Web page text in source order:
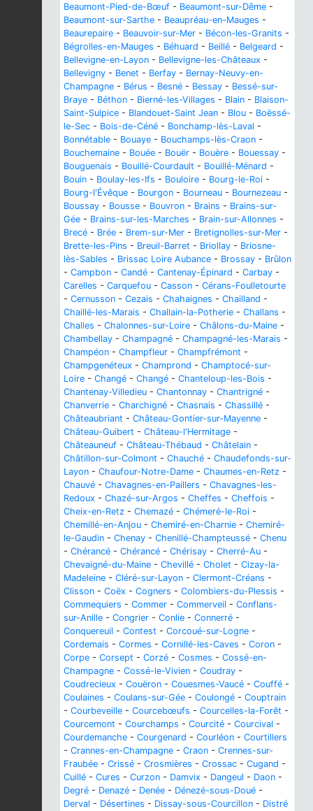
Beaumont-Pied-de-Bœuf - Beaumont-sur-Dême -
Beaumont-sur-Sarthe - Beaupréau-en-Mauges -
Beaurepaire - Beauvoir-sur-Mer - Bécon-les-Granits -
Bégrolles-en-Mauges - Béhuard - Beillé - Belgeard -
Bellevigne-en-Layon - Bellevigne-les-Châteaux -
Bellevigny - Benet - Berfay - Bernay-Neuvy-en-
Champagne - Bérus - Besné - Bessay - Bessé-sur-
Braye - Béthon - Bierné-les-Villages - Blain - Blaison-
Saint-Sulpice - Blandouet-Saint Jean - Blou - Boëssé-
le-Sec - Bois-de-Céné - Bonchamp-lès-Laval -
Bonnétable - Bouaye - Bouchamps-lès-Craon -
Bouchemaine - Bouée - Bouër - Bouère - Bouessay -
Bouguenais - Bouillé-Courdault - Bouillé-Ménard -
Bouin - Boulay-les-Ifs - Bouloire - Bourg-le-Roi -
Bourg-l'Évêque - Bourgon - Bourneau - Bournezeau -
Boussay - Bousse - Bouvron - Brains - Brains-sur-
Gée - Brains-sur-les-Marches - Brain-sur-Allonnes -
Brecé - Brée - Brem-sur-Mer - Bretignolles-sur-Mer -
Brette-les-Pins - Breuil-Barret - Briollay - Briosne-
lès-Sables - Brissac Loire Aubance - Brossay - Brûlon
- Campbon - Candé - Cantenay-Épinard - Carbay -
Carelles - Carquefou - Casson - Cérans-Foulletourte
- Cernusson - Cezais - Chahaignes - Chailland -
Chaillé-les-Marais - Challain-la-Potherie - Challans -
Challes - Chalonnes-sur-Loire - Châlons-du-Maine -
Chambellay - Champagné - Champagné-les-Marais -
Champéon - Champfleur - Champfrémont -
Champgenéteux - Champrond - Champtocé-sur-
Loire - Changé - Changé - Chanteloup-les-Bois -
Chantenay-Villedieu - Chantonnay - Chantrigné -
Chanverrie - Charchigné - Chasnais - Chassillé -
Châteaubriant - Château-Gontier-sur-Mayenne -
Château-Guibert - Château-l'Hermitage -
Châteauneuf - Château-Thébaud - Châtelain -
Châtillon-sur-Colmont - Chauché - Chaudefonds-sur-
Layon - Chaufour-Notre-Dame - Chaumes-en-Retz -
Chauvé - Chavagnes-en-Paillers - Chavagnes-les-
Redoux - Chazé-sur-Argos - Cheffes - Cheffois -
Cheix-en-Retz - Chemazé - Chémeré-le-Roi -
Chemillé-en-Anjou - Chemiré-en-Charnie - Chemiré-
le-Gaudin - Chenay - Chenillé-Champteussé - Chenu
- Chérancé - Chérancé - Chérisay - Cherré-Au -
Chevaigné-du-Maine - Chevillé - Cholet - Cizay-la-
Madeleine - Cléré-sur-Layon - Clermont-Créans -
Clisson - Coëx - Cogners - Colombiers-du-Plessis -
Commequiers - Commer - Commerveil - Conflans-
sur-Anille - Congrier - Conlie - Connerré -
Conquereuil - Contest - Corcoué-sur-Logne -
Cordemais - Cormes - Cornillé-les-Caves - Coron -
Corpe - Corsept - Corzé - Cosmes - Cossé-en-
Champagne - Cossé-le-Vivien - Coudray -
Coudrecieux - Couëron - Couesmes-Vaucé - Couffé -
Coulaines - Coulans-sur-Gée - Coulongé - Couptrain
- Courbeveille - Courcebœufs - Courcelles-la-Forêt -
Courcemont - Courchamps - Courcité - Courcival -
Courdemanche - Courgenard - Courléon - Courtillers
- Crannes-en-Champagne - Craon - Crennes-sur-
Fraubée - Crissé - Crosmières - Crossac - Cugand -
Cuillé - Cures - Curzon - Damvix - Dangeul - Daon -
Degré - Denazé - Denée - Dénezé-sous-Doué -
Derval - Désertines - Dissay-sous-Courcillon - Distré